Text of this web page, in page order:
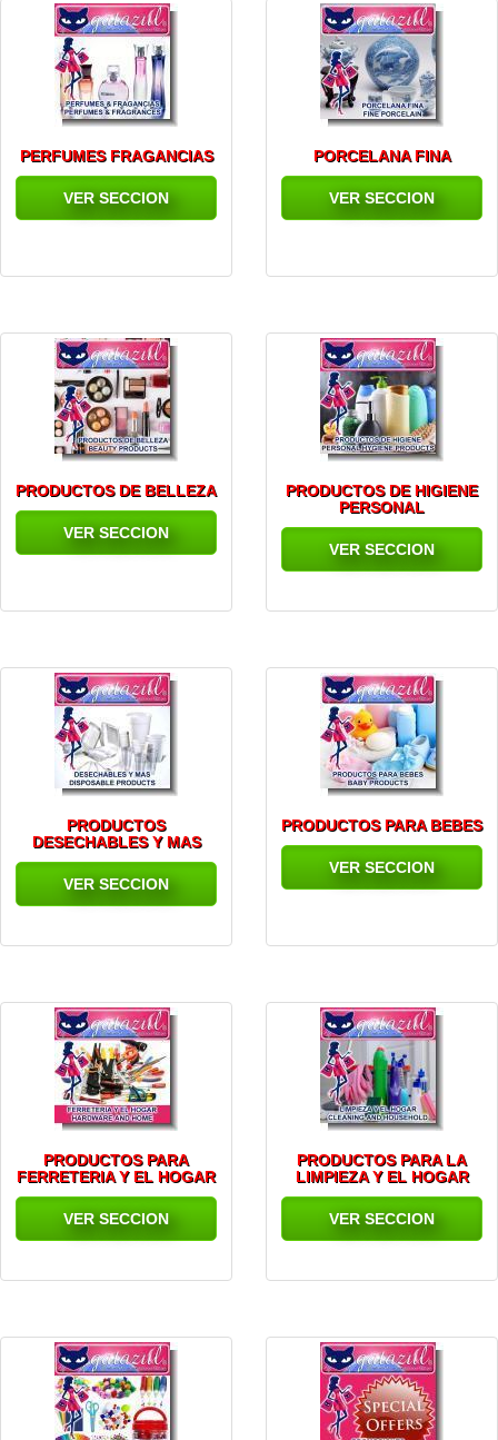
PERFUMES FRAGANCIAS
VER SECCION
PORCELANA FINA
VER SECCION
PRODUCTOS DE BELLEZA
VER SECCION
PRODUCTOS DE HIGIENE
PERSONAL
VER SECCION
PRODUCTOS
DESECHABLES Y MAS
VER SECCION
PRODUCTOS PARA BEBES
VER SECCION
PRODUCTOS PARA
FERRETERIA Y EL HOGAR
VER SECCION
PRODUCTOS PARA LA
LIMPIEZA Y EL HOGAR
VER SECCION